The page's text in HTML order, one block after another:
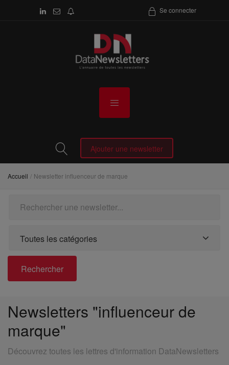
Se connecter
Ajouter une newsletter
Accueil Newsletter influenceur de marque
Toutes les catégories
Rechercher
Newsletters "influenceur de
marque"
Découvrez toutes les lettres d'information DataNewsletters